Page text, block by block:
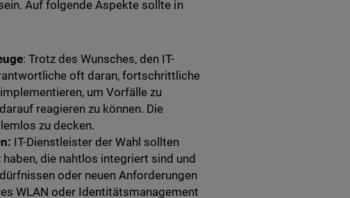
Auf folgende Aspekte sollte in
: Trotz des Wunsches, den IT-
oft daran, fortschrittliche
um Vorfälle zu
reagieren zu können. Die
zu decken.
IT-Dienstleister der Wahl sollten
die nahtlos integriert sind und
oder neuen Anforderungen
WLAN oder Identitätsmanagement